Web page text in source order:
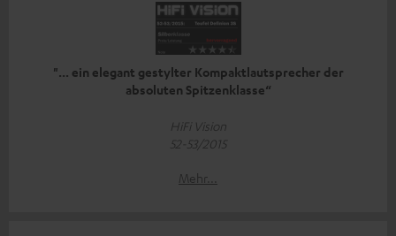
"... ein elegant gestylter Kompaktlautsprecher der
absoluten Spitzenklasse“
HiFi Vision
52-53/2015
Mehr...